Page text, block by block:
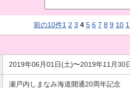
前の10件1 2 3 4 5 6 7 8 9 10
2019年06月01日(土)〜2019年11月30
瀬戸内しまなみ海道開通20周年記念